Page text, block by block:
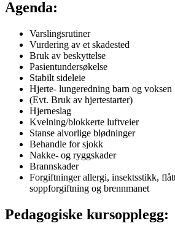
Agenda:
Varslingsrutiner
Vurdering av et skadested
Bruk av beskyttelse
Pasientundersøkelse
Stabilt sideleie
Hjerte- lungeredning barn og voksen
(Evt. Bruk av hjertestarter)
Hjerneslag
Kvelning/blokkerte luftveier
Stanse alvorlige blødninger
Behandle for sjokk
Nakke- og ryggskader
Brannskader
Forgiftninger allergi, insektsstikk,
soppforgiftning og brennmanet
Pedagogiske kursopplegg: